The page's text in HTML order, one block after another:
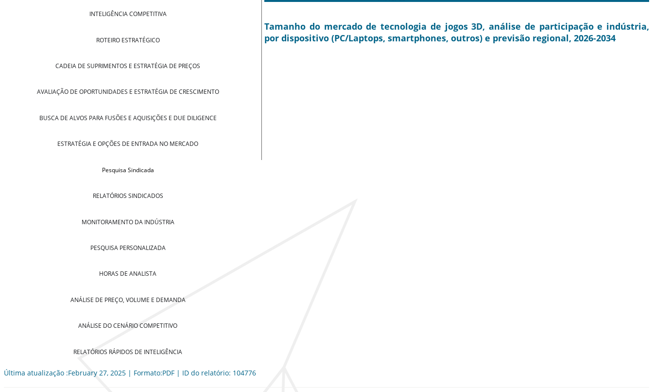
INTELIGÊNCIA COMPETITIVA
ROTEIRO ESTRATÉGICO
CADEIA DE SUPRIMENTOS E ESTRATÉGIA DE PREÇOS
AVALIAÇÃO DE OPORTUNIDADES E ESTRATÉGIA DE CRESCIMENTO
BUSCA DE ALVOS PARA FUSÕES E AQUISIÇÕES E DUE DILIGENCE
ESTRATÉGIA E OPÇÕES DE ENTRADA NO MERCADO
Pesquisa Sindicada
RELATÓRIOS SINDICADOS
MONITORAMENTO DA INDÚSTRIA
PESQUISA PERSONALIZADA
HORAS DE ANALISTA
ANÁLISE DE PREÇO, VOLUME E DEMANDA
ANÁLISE DO CENÁRIO COMPETITIVO
RELATÓRIOS RÁPIDOS DE INTELIGÊNCIA
Tamanho do mercado de tecnologia de jogos 3D, análise de participação e indústria,
por dispositivo (PC/Laptops, smartphones, outros) e previsão regional, 2026-2034
Última atualização :February 27, 2025 | Formato:PDF | ID do relatório: 104776